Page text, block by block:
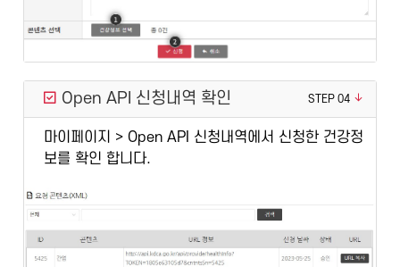
Open API 신청내역 확인 STEP 04
마이페이지 > Open API 신청내역에서 신청한 건강정
보를 확인 합니다.